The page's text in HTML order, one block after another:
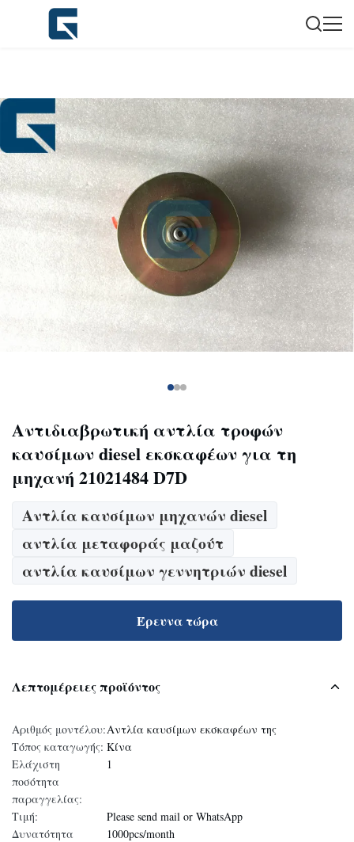
Αντιδιαβρωτική αντλία τροφών
καυσίμων diesel εκσκαφέων για τη
μηχανή 21021484 D7D
Αντλία καυσίμων μηχανών diesel
αντλία μεταφοράς μαζούτ
αντλία καυσίμων γεννητριών diesel
Έρευνα τώρα
Λεπτομέρειες προϊόντος
Αριθμός μοντέλου:Αντλία καυσίμων εκσκαφέων της
Τόπος καταγωγής: Κίνα
Ελάχιστη
ποσότητα
παραγγελίας:
1
Τιμή:
Please send mail or WhatsApp
Δυνατότητα
1000pcs/month